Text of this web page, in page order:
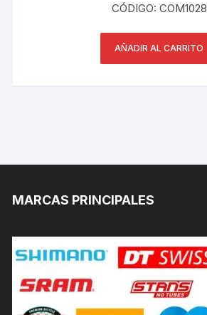
CÓDIGO: COM1028
AÑADIR AL CARRITO
MARCAS PRINCIPALES